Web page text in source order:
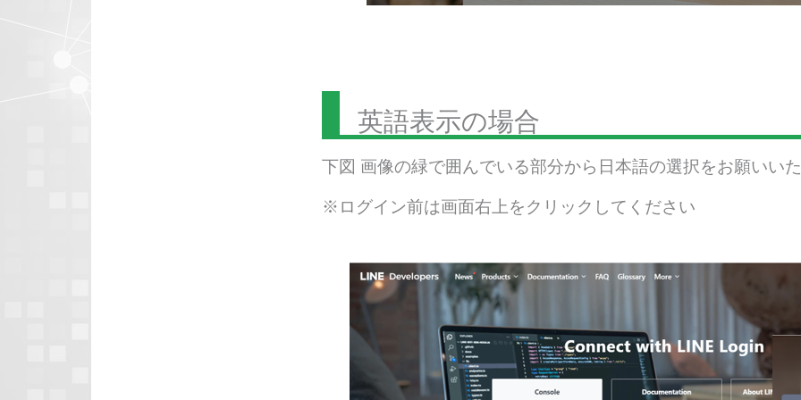
英語表示の場合
下図 画像の緑で囲んでいる部分から日本語の選択をお願いい
※ログイン前は画面右上をクリックしてください